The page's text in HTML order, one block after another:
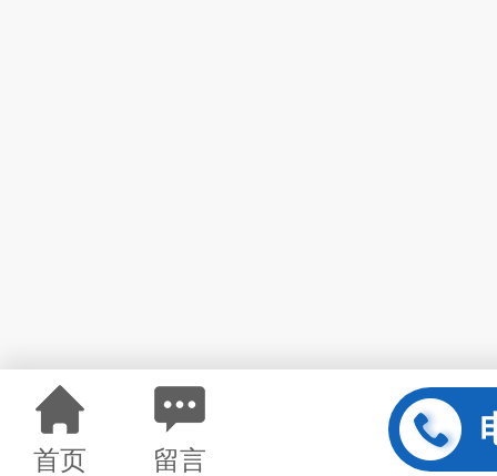
首页 留言